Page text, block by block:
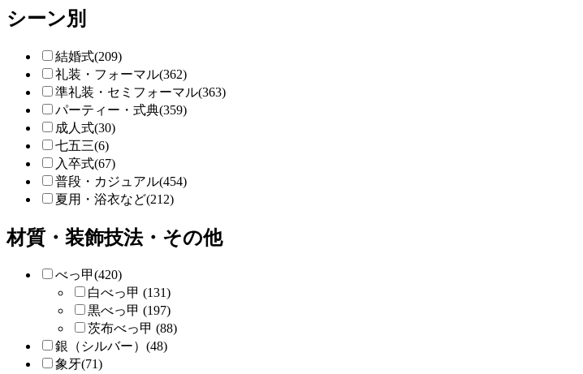
シーン別
結婚式(209)
礼装・フォーマル(362)
準礼装・セミフォーマル(363)
パーティー・式典(359)
成人式(30)
七五三(6)
入卒式(67)
普段・カジュアル(454)
夏用・浴衣など(212)
材質・装飾技法・その他
べっ甲(420)
白べっ甲 (131)
黒べっ甲 (197)
茨布べっ甲 (88)
銀（シルバー）(48)
象牙(71)